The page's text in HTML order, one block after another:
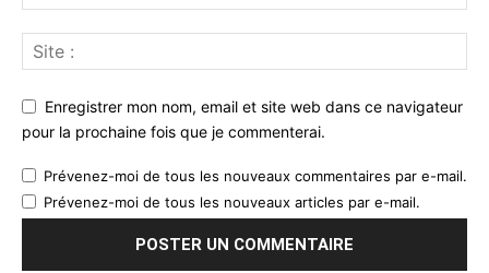
Enregistrer mon nom, email et site web dans ce navigateur
pour la prochaine fois que je commenterai.
Prévenez-moi de tous les nouveaux commentaires par e-mail.
Prévenez-moi de tous les nouveaux articles par e-mail.